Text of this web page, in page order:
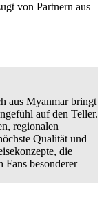
von Partnern aus
aus Myanmar bringt
auf den Teller.
regionalen
Qualität und
die
Fans besonderer